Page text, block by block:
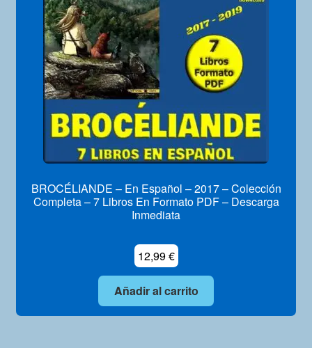
Mi Cuenta
BROCÉLIANDE – En Español – 2017 – Colección
Completa – 7 Libros En Formato PDF – Descarga
Inmediata
12,99€
Añadir al carrito